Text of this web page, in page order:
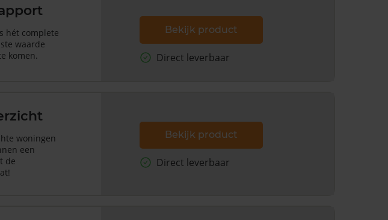
hét complete
waarde
komen.
Bekijk product
Direct leverbaar
woningen
een
de
Bekijk product
Direct leverbaar